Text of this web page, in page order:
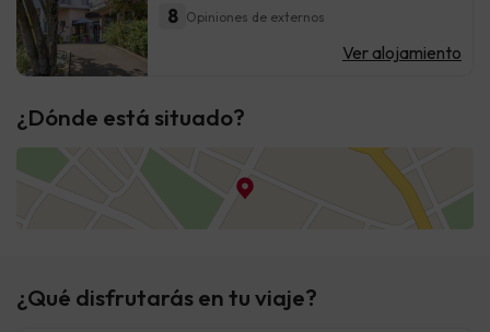
8 Opiniones de externos
Ver alojamiento
¿Dónde está situado?
¿Qué disfrutarás en tu viaje?